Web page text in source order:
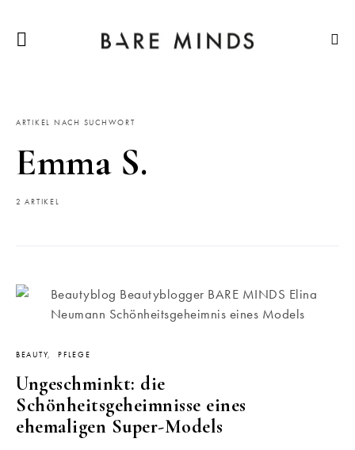
ARTIKEL NACH SUCHWORT
Emma S.
2 ARTIKEL
BEAUTY PFLEGE
Ungeschminkt: die
Schönheitsgeheimnisse eines
ehemaligen Super-Models